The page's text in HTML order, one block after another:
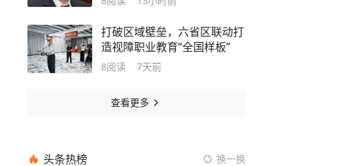
打破区域壁垒，六省区联动打
造视障职业教育“全国样板”
8阅读 7天前
查看更多
头条热榜 换一换